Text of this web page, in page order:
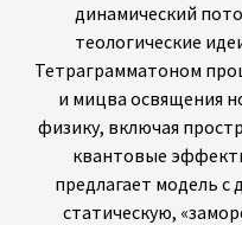
инициированную
наблюдателями
универсальную
примиряя
еврейской
Древо познания